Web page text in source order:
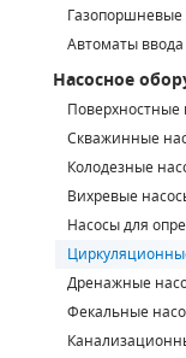
Газопоршневые
Автоматы
Насосное
Поверхностные
Скважинные
Колодезные
Вихревые
Насосы для
Дренажные
Фекальные
ЗАПЧАСТИ ДЛЯ
СМЕННЫЕ ЭЛЕМЕНТЫ
ДЛЯ
ЭЛЕКТРОДВИГАТЕЛИ
БЕНЗИНОВЫЕ
ДИЗЕЛЬНЫЕ